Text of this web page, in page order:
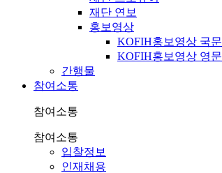
재단 연보
홍보영상
KOFIH홍보영상 국문
KOFIH홍보영상 영문
간행물
참여소통
참여소통
참여소통
입찰정보
인재채용